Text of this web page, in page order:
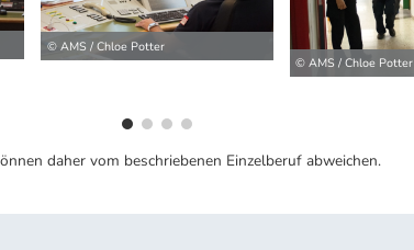
© AMS / Chloe Potter
© AMS / Chloe Potter
daher vom beschriebenen Einzelberuf abweichen.